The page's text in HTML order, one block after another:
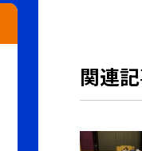
関連